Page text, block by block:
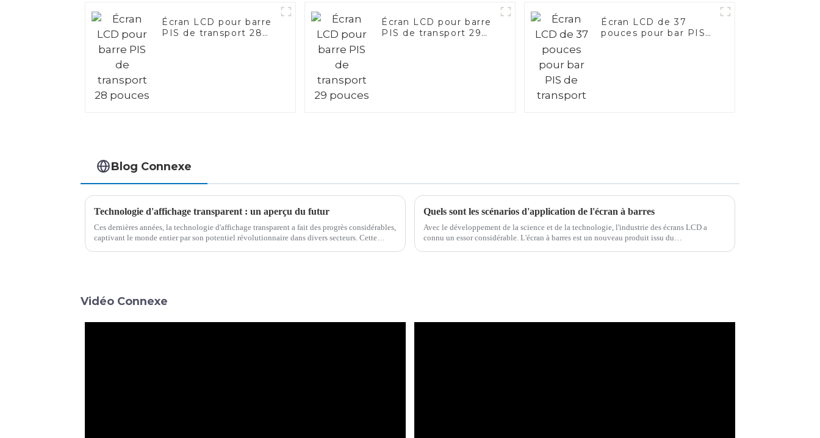
Écran LCD pour barre
PIS de transport 28
Écran LCD pour barre
PIS de transport 29
Écran LCD de 37
pouces pour bar PIS
Blog Connexe
Technologie d'affichage transparent : un aperçu du futur
Ces dernières années, la technologie d'affichage transparent a fait des progrès considérables,
captivant le monde entier par son potentiel révolutionnaire dans divers secteurs. Cette
Quels sont les scénarios d'application de l'écran à barres
Avec le développement de la science et de la technologie, l'industrie des écrans LCD a
connu un essor considérable. L'écran à barres est un nouveau produit issu du
Vidéo Connexe